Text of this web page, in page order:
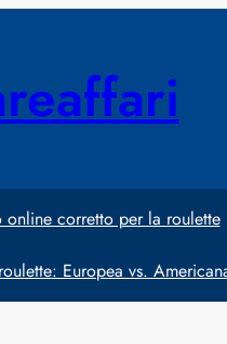
corretto per la roulette
Europea vs.